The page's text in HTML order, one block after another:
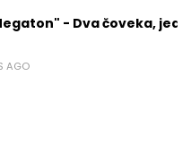
- Dva čoveka,
AGO